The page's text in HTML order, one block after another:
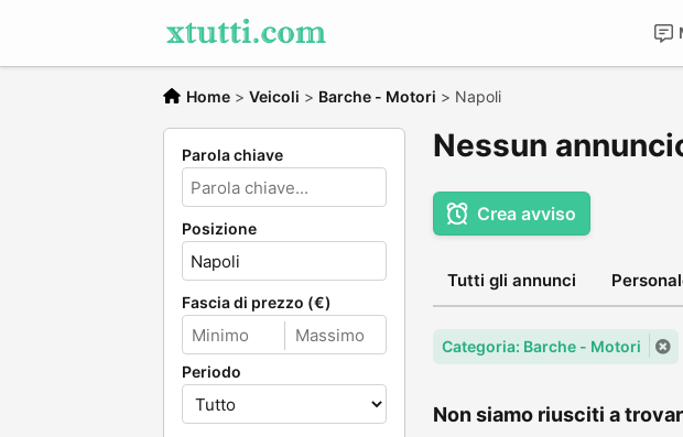
Home > Veicoli > Barche - Motori > Napoli
Parola chiave
Posizione
Fascia di prezzo (€)
Periodo
Nessun
Crea avviso
Tutti gli annunci
Categoria: Barche - Motori
Non siamo riusciti a